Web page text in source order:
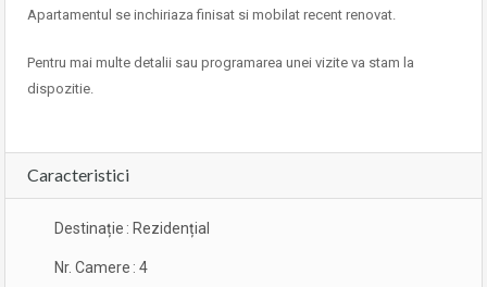
Apartamentul se inchiriaza finisat si mobilat recent renovat.
Pentru mai multe detalii sau programarea unei vizite va stam la
dispozitie.
Caracteristici
Destinație : Rezidențial
Nr. Camere : 4